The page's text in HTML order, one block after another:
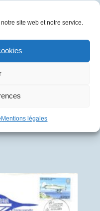
site web et notre service.
Mentions légales